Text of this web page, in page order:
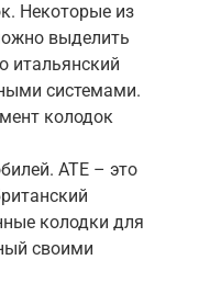
Некоторые из
выделить
итальянский
системами.
колодок
ATE – это
колодки для
своими